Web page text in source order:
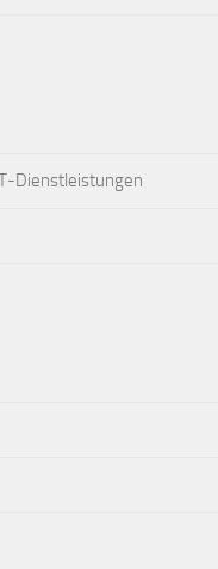
Dienstleistungen